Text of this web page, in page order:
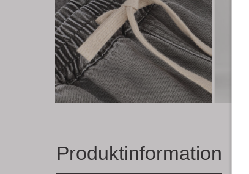
Produktinformation